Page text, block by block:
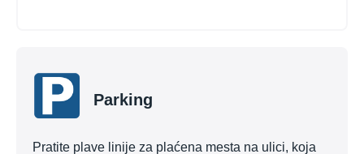
Parking
Pratite plave linije za plaćena mesta na ulici, koja